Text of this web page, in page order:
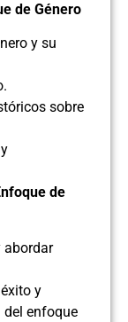
de Género
y su
sobre
de
abordar
y
enfoque